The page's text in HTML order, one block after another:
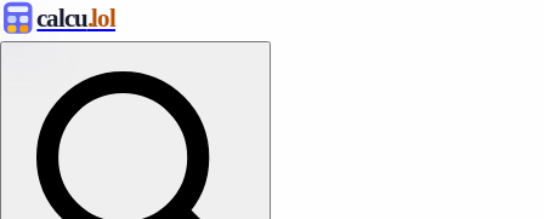
calcu.lol